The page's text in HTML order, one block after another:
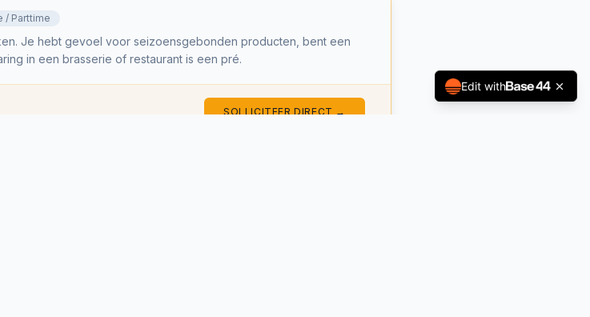
/ Parttime
Je hebt gevoel voor seizoensgebonden producten, bent een
in een brasserie of restaurant is een pré.
SOLLICITEER DIRECT →
Edit with